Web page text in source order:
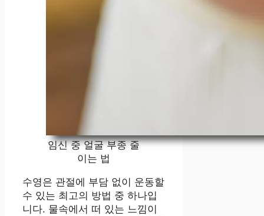
임신 중 얼굴 부종 줄
이는 법
수영은 관절에 부담 없이 운동할
수 있는 최고의 방법 중 하나입
니다. 물속에서 떠 있는 느낌이